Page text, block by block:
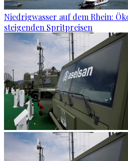
Niedrigwasser auf dem Rhein:
steigenden Spritpreisen